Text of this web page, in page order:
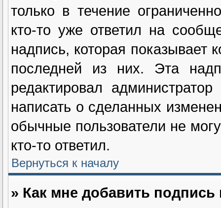
только в течение
кто-то уже ответил на
надпись, которая показывает
последней из них. Эта
редактировал
написать о сделанных
обычные пользователи не
кто-то ответил.
Вернуться к началу
» Как мне добавить